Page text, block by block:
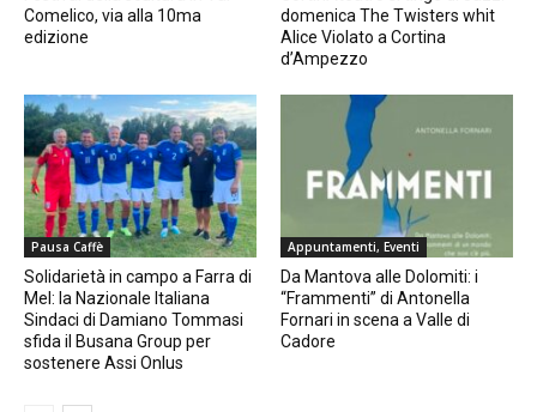
Comelico, via alla 10ma
edizione
domenica The Twisters whit
Alice Violato a Cortina
d’Ampezzo
Pausa Caffè
Solidarietà in campo a Farra di
Mel: la Nazionale Italiana
Sindaci di Damiano Tommasi
sfida il Busana Group per
sostenere Assi Onlus
Appuntamenti, Eventi
Da Mantova alle Dolomiti: i
“Frammenti” di Antonella
Fornari in scena a Valle di
Cadore